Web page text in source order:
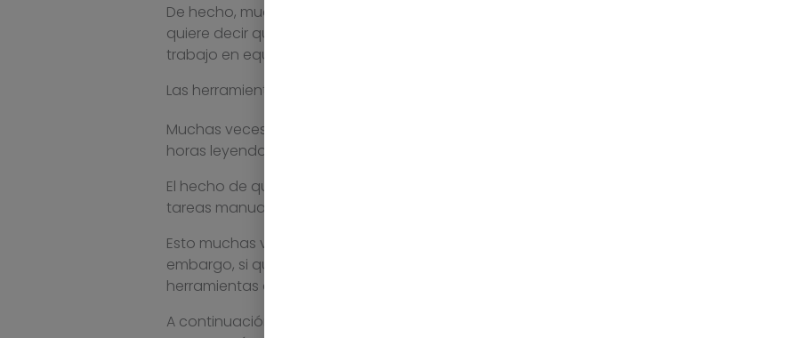
De hecho, muchos ven en el teletrabajo una oportunidad para
quiere decir que se trabaje un mayor número de horas. La gran cuestión que debemos
trabajo en equipo en la empresa utilizando herramientas digitales?
Las herramientas digitales que te ayudan a mejorar el trabajo en equipo
Muchas veces, el
se convierte en sinónimo de baja productividad,
horas leyendo y contestando correos electrónicos…
El hecho de que no nos veamos las caras en el
no significa que muchas
tareas manuales que no ayudan a la empresa.
Esto muchas veces se debe al papel preponderante que ocupa el correo electrónico
embargo, si queremos que nuestros equipos de trabajo o departamentos estén mejor
herramientas digitales que mejoren el trabajo en equipo.
A continuación te vamos a mostrar cómo avanzar en la
hará que tu